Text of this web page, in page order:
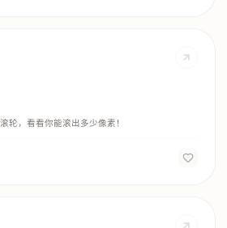
轮，看看你能滚出多少像素！